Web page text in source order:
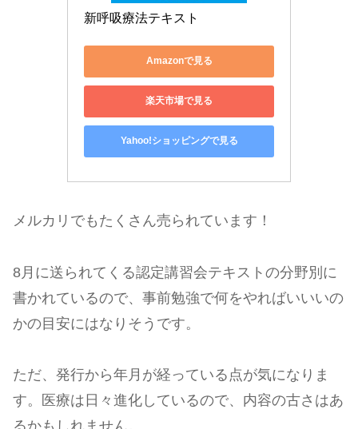
新呼吸療法テキスト
Amazonで見る
楽天市場で見る
Yahoo!ショッピングで見る
メルカリでもたくさん売られています！
8月に送られてくる認定講習会テキストの分野別に
書かれているので、事前勉強で何をやればいいいの
かの目安にはなりそうです。
ただ、発行から年月が経っている点が気になりま
す。医療は日々進化しているので、内容の古さはあ